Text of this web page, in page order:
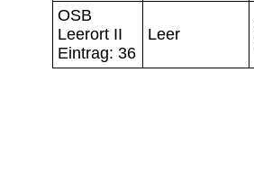
OSB
Leerort II
Eintrag: 36
Leer